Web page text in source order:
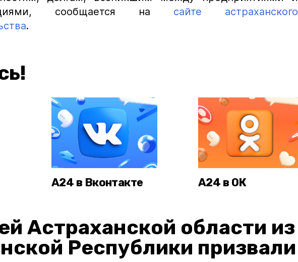
сообщается на сайте астраханского
.
А24 в Вконтакте А24 в ОК
Астраханской области из
Республики призвали